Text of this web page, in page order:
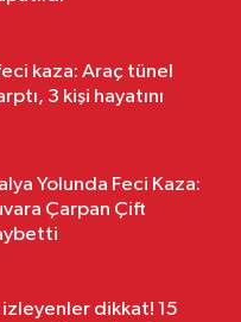
kaza: Araç tünel
3 kişi hayatını
Yolunda Feci Kaza:
Çarpan Çift
dikkat! 15